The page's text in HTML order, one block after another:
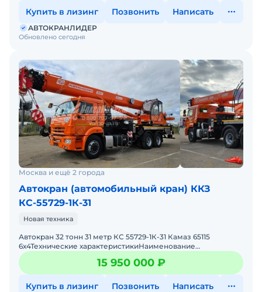
Купить в лизинг Позвонить Написать
Обновлено сегодня
АВТОКРАНЛИДЕР
Москва и ещё 2 города
Автокран (автомобильный кран) ККЗ
КС-55729-1К-31
Новая техника
Автокран 32 тонн 31 метр КС 55729-1К-31 Камаз 65115
6х4Технические характеристикиНаименование
показателейЗначениеМаксимальный грузовой момент,
т·м98,6Гру
15 950 000 ₽
Купить в лизинг Позвонить Написать